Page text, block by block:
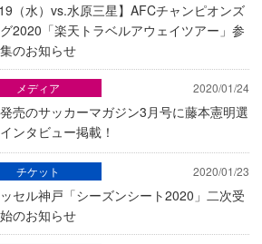
19（水）vs.水原三星】AFCチャンピオンズ
2020「楽天トラベルアウェイツアー」参
のお知らせ
2020/01/24
売のサッカーマガジン3月号に藤本憲明選
ンタビュー掲載！
メディア
2020/01/23
セル神戸「シーズンシート2020」二次受
のお知らせ
チケット